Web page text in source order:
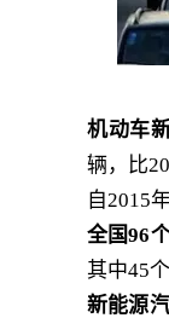
机动车
辆，比
自2015
全国96
其中45
新能源